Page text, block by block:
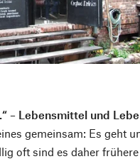
– Lebensmittel und
gemeinsam: Es geht
oft sind es daher